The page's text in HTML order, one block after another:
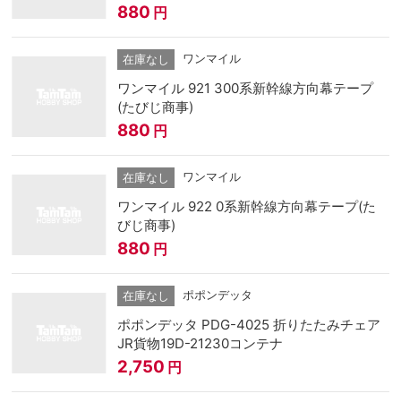
880 円
在庫なし ワンマイル
ワンマイル 921 300系新幹線方向幕テープ
(たびじ商事)
880 円
在庫なし ワンマイル
ワンマイル 922 0系新幹線方向幕テープ(た
びじ商事)
880 円
在庫なし ポポンデッタ
ポポンデッタ PDG-4025 折りたたみチェア
JR貨物19D-21230コンテナ
2,750 円